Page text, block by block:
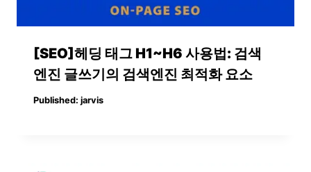
[SEO]헤딩 태그 H1~H6 사용법: 검색
엔진 글쓰기의 검색엔진 최적화 요소
Published: jarvis